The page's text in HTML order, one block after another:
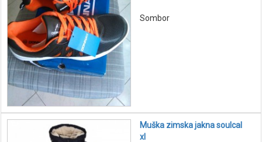
Sombor
Muška zimska jakna soulcal
xl